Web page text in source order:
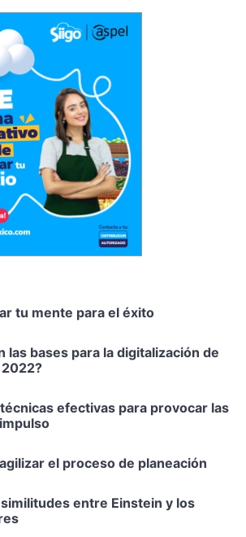
tu mente para el éxito
las bases para la digitalización de
efectivas para provocar las
el proceso de planeación
entre Einstein y los